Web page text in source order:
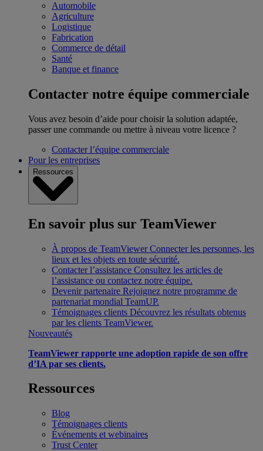
Automobile
Agriculture
Logistique
Fabrication
Commerce de détail
Santé
Banque et finance
Contacter notre équipe commerciale
Vous avez besoin d’aide pour choisir la solution adaptée,
passer une commande ou mettre à niveau votre licence ?
Contacter l’équipe commerciale
Pour les entreprises
Ressources
En savoir plus sur TeamViewer
À propos de TeamViewer Connecter les personnes, les
lieux et les objets en toute sécurité.
Contacter l’assistance Consultez les articles de
l’assistance ou contactez notre équipe.
Devenir partenaire Rejoignez notre programme de
partenariat mondial TeamUP.
Témoignages clients Découvrez les résultats obtenus
par les clients TeamViewer.
Nouveautés
TeamViewer rapporte une adoption rapide de son offre
d’IA par ses clients.
Ressources
Blog
Témoignages clients
Événements et webinaires
Trust Center